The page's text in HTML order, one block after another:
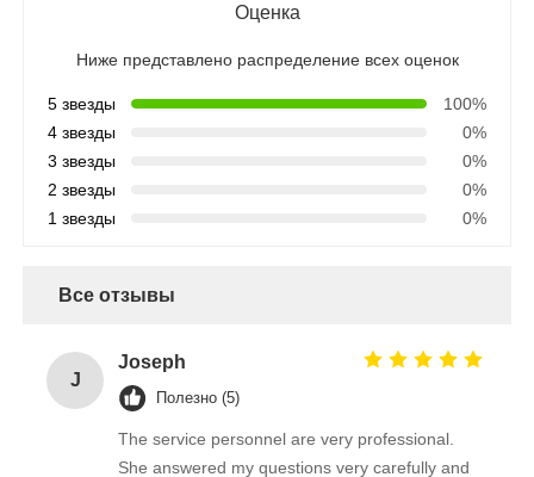
Оценка
Ниже представлено распределение всех оценок
5 звезды
100%
4 звезды
0%
3 звезды
0%
2 звезды
0%
1 звезды
0%
Все отзывы
J
Joseph
Полезно (5)
The service personnel are very professional.
She answered my questions very carefully and